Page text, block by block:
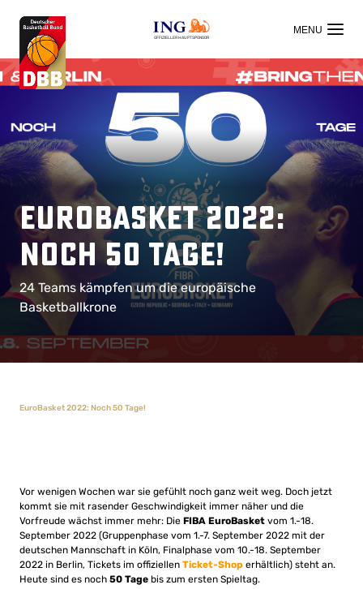
OFFIZIELLER HAUPTSPONSOR
EuroBasket 2022:
Noch 50 Tage!
24 Teams kämpfen um die europäische
Basketballkrone
EuroBasket 2022: Noch 50 Tage!
Vor wenigen Wochen war sie gefühlt noch ganz weit weg. Doch jetzt
kommt sie mit rasender Geschwindigkeit immer näher und die
Vorfreude wächst immer mehr: Die FIBA EuroBasket vom 1.-18.
September 2022 (Gruppenphase vom 1.-7. September 2022 mit der
deutschen Mannschaft in Köln, Finalphase vom 10.-18. September
2022 in Berlin, Tickets im offiziellen Ticket-Shop erhältlich) steht an.
Heute sind es noch 50 Tage bis zum ersten Spieltag.